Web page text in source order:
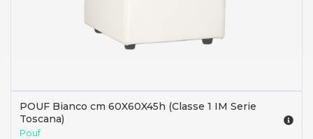
POUF Bianco cm 60X60X45h (Classe 1 IM Serie
Toscana)
Pouf